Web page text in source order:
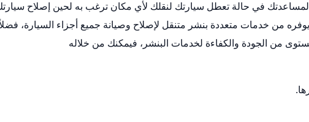
في حالة تعطل سيارتك لنقلك لأي مكان ترغب به لحين إصلاح
يوفره من خدمات متعددة بنشر متنقل لإصلاح وصيانة جميع أجزاء السيارة،
من الجودة والكفاءة لخدمات البنشر، فيمكنك من خلاله